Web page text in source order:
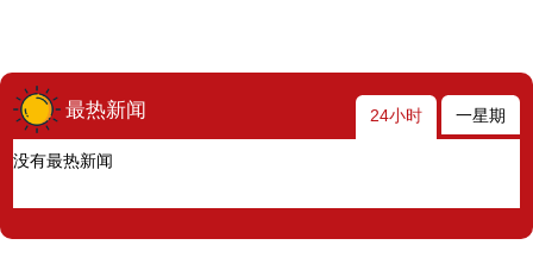
最热新闻 24小时 一星期
没有最热新闻